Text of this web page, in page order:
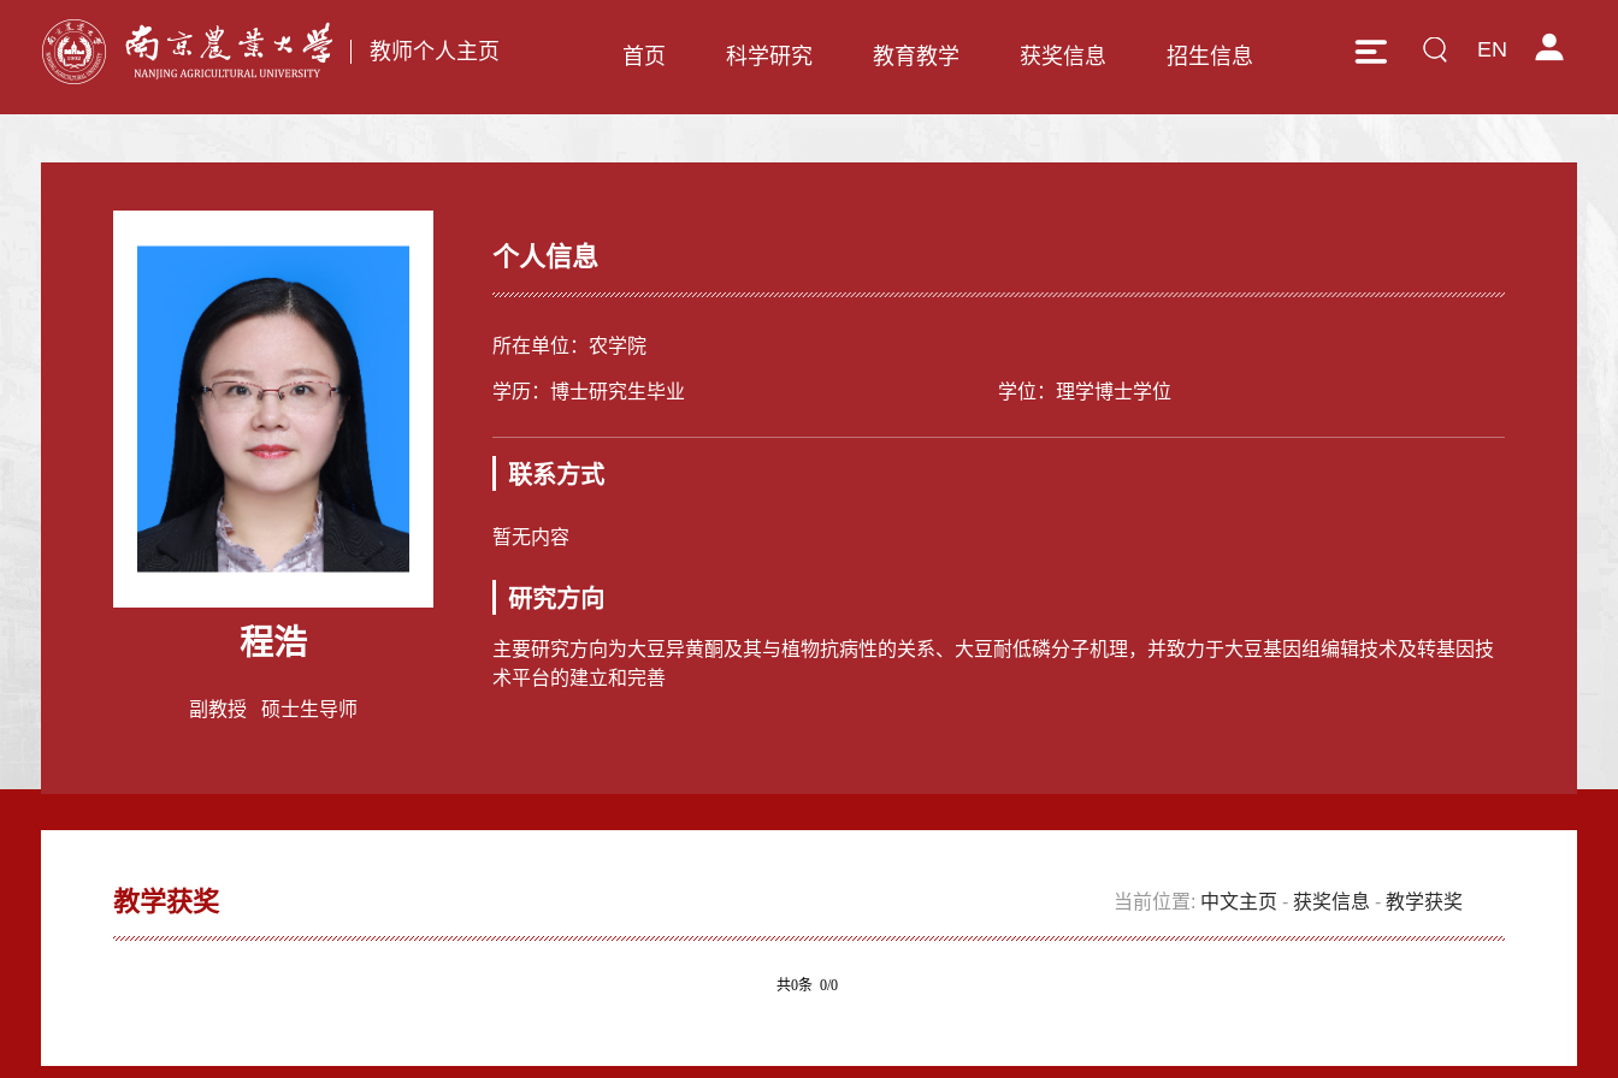
教师个人主页 EN
首页 科学研究 教育教学 获奖信息 招生信息
程浩
副教授 硕士生导师
个人信息
所在单位：农学院
学历：博士研究生毕业 学位：理学博士学位
联系方式
暂无内容
研究方向
主要研究方向为大豆异黄酮及其与植物抗病性的关系、大豆耐低磷分子机理，并致力于大豆基因组编辑技术及转基因技
术平台的建立和完善
教学获奖 当前位置: 中文主页 -获奖信息 -教学获奖
共0条 0/0